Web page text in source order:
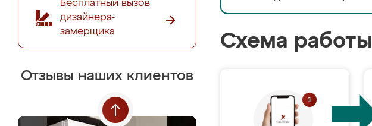
Бесплатный вызов
дизайнера-
замерщика
Отзывы наших клиентов
Схема работы